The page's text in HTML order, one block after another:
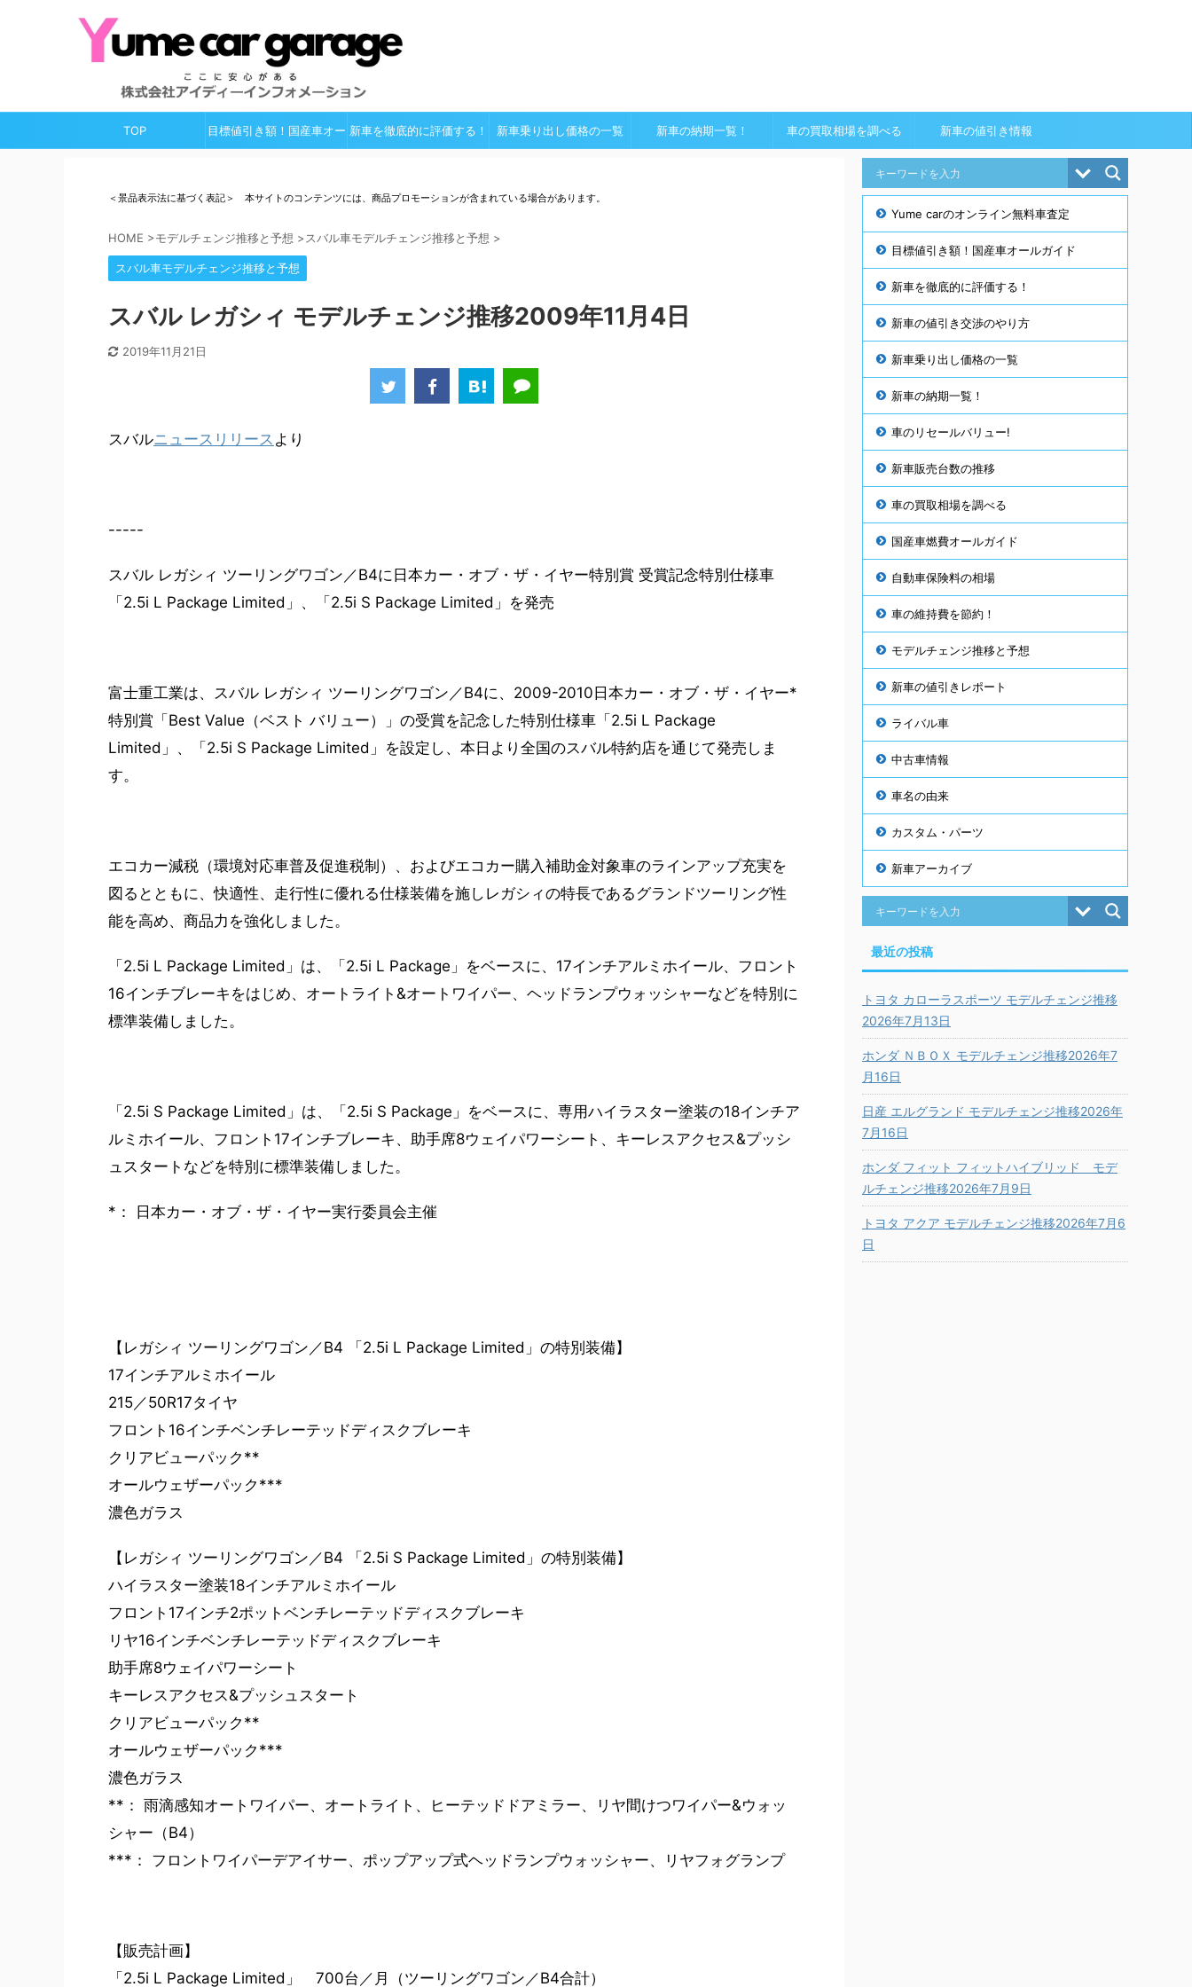
TOP 目標値引き額！国産車オー 新車を徹底的に評価する！ 新車乗り出し価格の一覧 新車の納期一覧！ 車の買取相場を調べる 新車の値引き情報
＜景品表示法に基づく表記＞ 本サイトのコンテンツには、商品プロモーションが含まれている場合があります。
HOME >モデルチェンジ推移と予想 >スバル車モデルチェンジ推移と予想 >
スバル車モデルチェンジ推移と予想
スバル レガシィ モデルチェンジ推移2009年11月4日
2019年11月21日
スバルニュースリリース より
-----
スバル レガシィ ツーリングワゴン／B4に日本カー・オブ・ザ・イヤー特別賞 受賞記念特別仕様車
「2.5i L Package Limited」、「2.5i S Package Limited」を発売
富士重工業は、スバル レガシィ ツーリングワゴン／B4に、2009-2010日本カー・オブ・ザ・イヤー*
特別賞「Best Value（ベスト バリュー）」の受賞を記念した特別仕様車「2.5i L Package
Limited」、「2.5i S Package Limited」を設定し、本日より全国のスバル特約店を通じて発売しま
す。
エコカー減税（環境対応車普及促進税制）、およびエコカー購入補助金対象車のラインアップ充実を
図るとともに、快適性、走行性に優れる仕様装備を施しレガシィの特長であるグランドツーリング性
能を高め、商品力を強化しました。
「2.5i L Package Limited」は、「2.5i L Package」をベースに、17インチアルミホイール、フロント
16インチブレーキをはじめ、オートライト&オートワイパー、ヘッドランプウォッシャーなどを特別に
標準装備しました。
「2.5i S Package Limited」は、「2.5i S Package」をベースに、専用ハイラスター塗装の18インチア
ルミホイール、フロント17インチブレーキ、助手席8ウェイパワーシート、キーレスアクセス&プッシ
ュスタートなどを特別に標準装備しました。
*： 日本カー・オブ・ザ・イヤー実行委員会主催
【レガシィ ツーリングワゴン／B4 「2.5i L Package Limited」の特別装備】
17インチアルミホイール
215／50R17タイヤ
フロント16インチベンチレーテッドディスクブレーキ
クリアビューパック**
オールウェザーパック***
濃色ガラス
【レガシィ ツーリングワゴン／B4 「2.5i S Package Limited」の特別装備】
ハイラスター塗装18インチアルミホイール
フロント17インチ2ポットベンチレーテッドディスクブレーキ
リヤ16インチベンチレーテッドディスクブレーキ
助手席8ウェイパワーシート
キーレスアクセス&プッシュスタート
クリアビューパック**
オールウェザーパック***
濃色ガラス
**： 雨滴感知オートワイパー、オートライト、ヒーテッドドアミラー、リヤ間けつワイパー&ウォッ
シャー（B4）
***： フロントワイパーデアイサー、ポップアップ式ヘッドランプウォッシャー、リヤフォグランプ
【販売計画】
「2.5i L Package Limited」 700台／月（ツーリングワゴン／B4合計）
Yume carのオンライン無料車査定
目標値引き額！国産車オールガイド
新車を徹底的に評価する！
新車の値引き交渉のやり方
新車乗り出し価格の一覧
新車の納期一覧！
車のリセールバリュー!
新車販売台数の推移
車の買取相場を調べる
国産車燃費オールガイド
自動車保険料の相場
車の維持費を節約！
モデルチェンジ推移と予想
新車の値引きレポート
ライバル車
中古車情報
車名の由来
カスタム・パーツ
新車アーカイブ
最近の投稿
トヨタ カローラスポーツ モデルチェンジ推移
2026年7月13日
ホンダ ＮＢＯＸ モデルチェンジ推移2026年7
月16日
日産 エルグランド モデルチェンジ推移2026年
7月16日
ホンダ フィット フィットハイブリッド モデ
ルチェンジ推移2026年7月9日
トヨタ アクア モデルチェンジ推移2026年7月6
日